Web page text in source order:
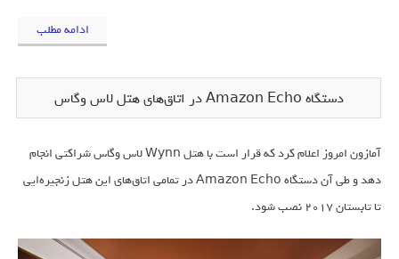
ادامه مطلب
دستگاه Amazon Echo در اتاق‌های هتل‌ لاس وگاس
آمازون امروز اعلام کرد که قرار است با هتل‌ Wynn لاس وگاس شراکتی انجام
دهد و طی آن دستگاه Amazon Echo در تمامی اتاق‌های این هتل زنجیره‌ایی
تا تابستان 2017 نصب شود.